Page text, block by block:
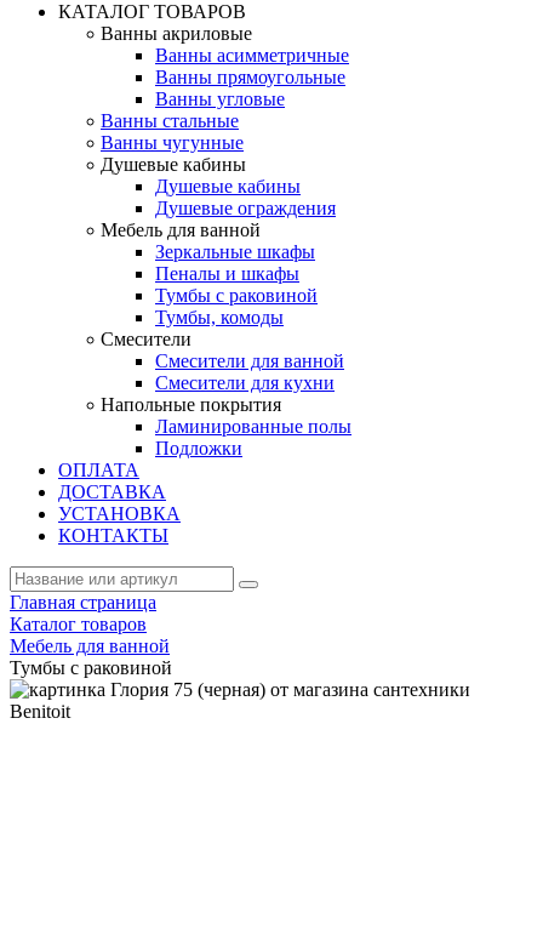
КАТАЛОГ ТОВАРОВ
Ванны акриловые
Ванны асимметричные
Ванны прямоугольные
Ванны угловые
Ванны стальные
Ванны чугунные
Душевые кабины
Душевые кабины
Душевые ограждения
Мебель для ванной
Зеркальные шкафы
Пеналы и шкафы
Тумбы с раковиной
Тумбы, комоды
Смесители
Смесители для ванной
Смесители для кухни
Напольные покрытия
Ламинированные полы
Подложки
ОПЛАТА
ДОСТАВКА
УСТАНОВКА
КОНТАКТЫ
Главная страница
Каталог товаров
Мебель для ванной
Тумбы с раковиной